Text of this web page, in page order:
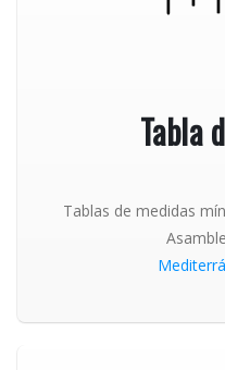
Tabla
Tablas de medidas